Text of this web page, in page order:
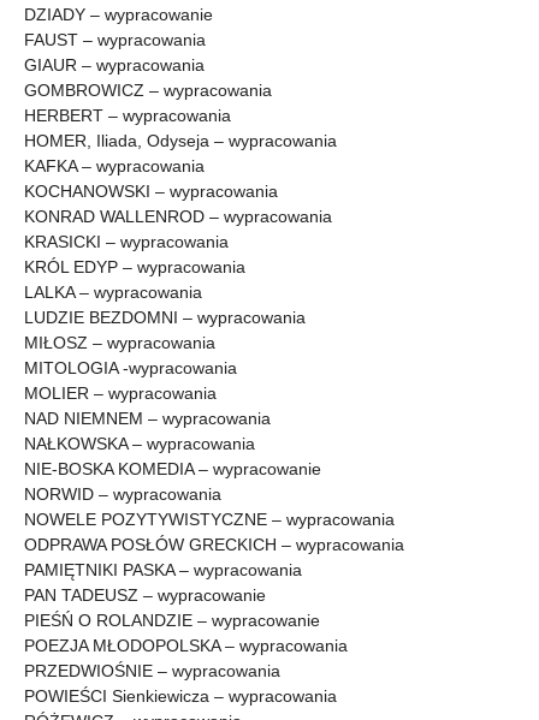
DZIADY – wypracowanie
FAUST – wypracowania
GIAUR – wypracowania
GOMBROWICZ – wypracowania
HERBERT – wypracowania
HOMER, Iliada, Odyseja – wypracowania
KAFKA – wypracowania
KOCHANOWSKI – wypracowania
KONRAD WALLENROD – wypracowania
KRASICKI – wypracowania
KRÓL EDYP – wypracowania
LALKA – wypracowania
LUDZIE BEZDOMNI – wypracowania
MIŁOSZ – wypracowania
MITOLOGIA -wypracowania
MOLIER – wypracowania
NAD NIEMNEM – wypracowania
NAŁKOWSKA – wypracowania
NIE-BOSKA KOMEDIA – wypracowanie
NORWID – wypracowania
NOWELE POZYTYWISTYCZNE – wypracowania
ODPRAWA POSŁÓW GRECKICH – wypracowania
PAMIĘTNIKI PASKA – wypracowania
PAN TADEUSZ – wypracowanie
PIEŚŃ O ROLANDZIE – wypracowanie
POEZJA MŁODOPOLSKA – wypracowania
PRZEDWIOŚNIE – wypracowania
POWIEŚCI Sienkiewicza – wypracowania